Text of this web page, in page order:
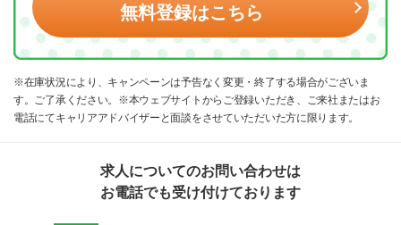
無料登録はこちら
※在庫状況により、キャンペーンは予告なく変更・終了する場合がございま
す。ご了承ください。※本ウェブサイトからご登録いただき、ご来社またはお
電話にてキャリアアドバイザーと面談をさせていただいた方に限ります。
求人についてのお問い合わせは
お電話でも受け付けております